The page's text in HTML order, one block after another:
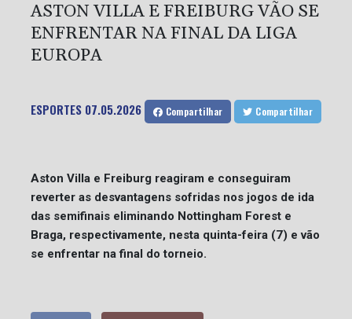
ASTON VILLA E FREIBURG VÃO SE
ENFRENTAR NA FINAL DA LIGA
EUROPA
ESPORTES 07.05.2026 Compartilhar Compartilhar
Aston Villa e Freiburg reagiram e conseguiram
reverter as desvantagens sofridas nos jogos de ida
das semifinais eliminando Nottingham Forest e
Braga, respectivamente, nesta quinta-feira (7) e vão
se enfrentar na final do torneio.